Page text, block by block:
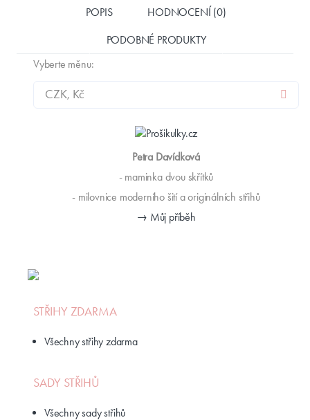
POPIS HODNOCENÍ (0)
PODOBNÉ PRODUKTY
Vyberte měnu:
Petra Davídková
- maminka dvou skřítků
- milovnice moderního šití a originálních střihů
→ Můj příběh
STŘIHY ZDARMA
Všechny střihy zdarma
SADY STŘIHŮ
Všechny sady střihů